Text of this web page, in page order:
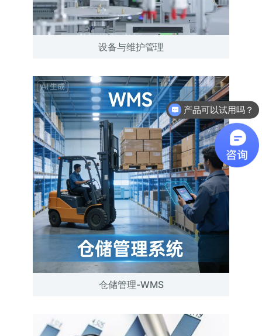
设备与维护管理
仓储管理-WMS
产品可以试用吗？
软件有折扣吗？